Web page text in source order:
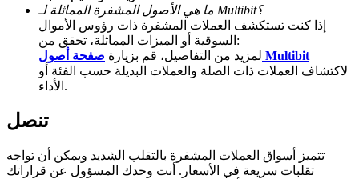
Deposit CASHCAT & Win
ما هي الأصول المشفرة المماثلة لـ Multibit؟
إذا كنت تستكشف العملات المشفرة ذات رؤوس الأموال
السوقية أو الميزات المماثلة، تحقق من:
لمزيد من التفاصيل، قم بزيارة صفحة أصول Multibit
لاكتشاف العملات ذات الصلة والعملات البديلة حسب الفئة أو
الأداء.
تنصل
تتميز أسواق العملات المشفرة بالتقلب الشديد ويمكن أن تواجه
تقلبات سريعة في الأسعار. أنت وحدك المسؤول عن قراراتك